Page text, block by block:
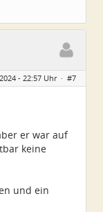
- 22:57 Uhr · #7
er war auf
keine
und ein